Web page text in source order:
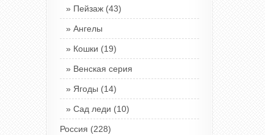
Пейзаж (43)
Ангелы
Кошки (19)
Венская серия
Ягоды (14)
Сад леди (10)
Россия (228)